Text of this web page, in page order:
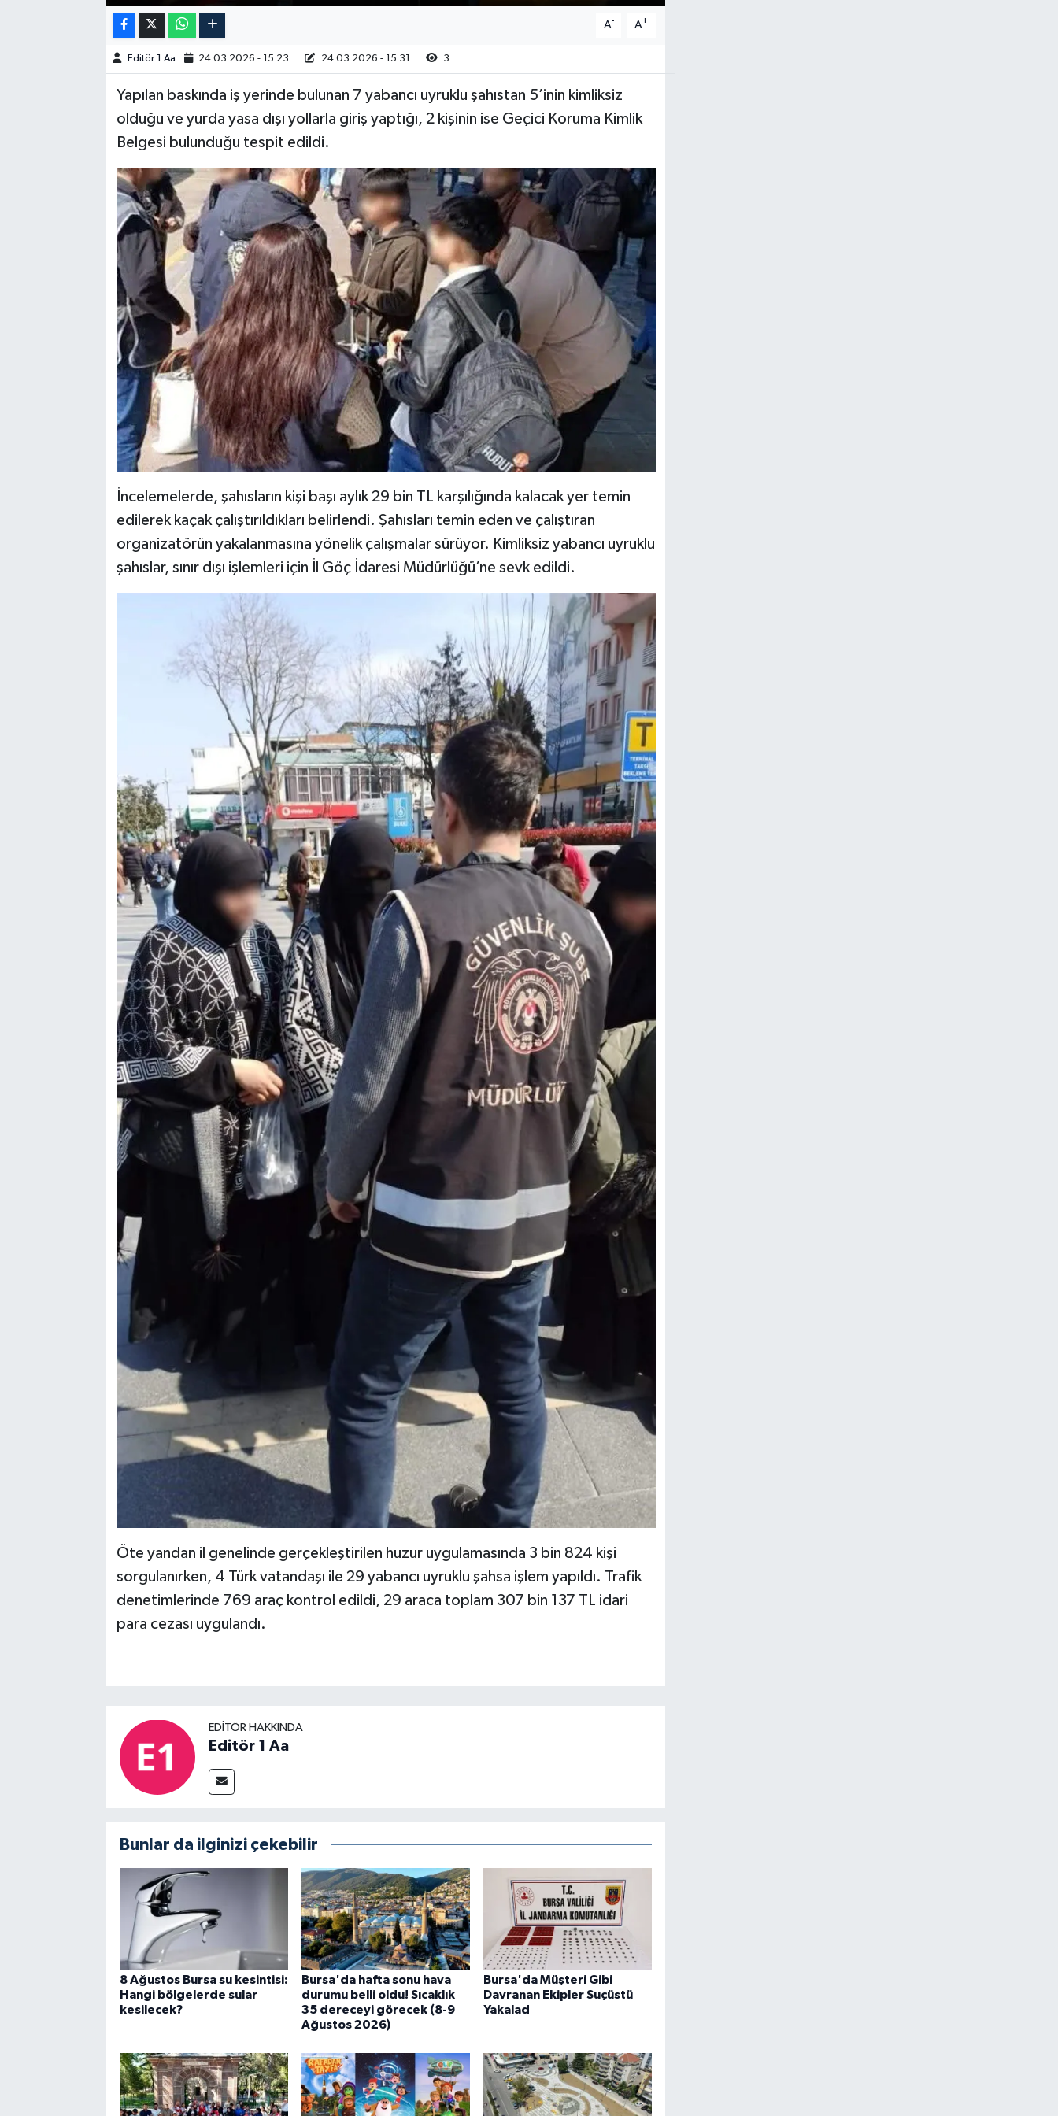
A- A+
Editör 1 Aa 24.03.2026 - 15:23 24.03.2026 - 15:31 3
Yapılan baskında iş yerinde bulunan 7 yabancı uyruklu şahıstan 5’inin kimliksiz
olduğu ve yurda yasa dışı yollarla giriş yaptığı, 2 kişinin ise Geçici Koruma Kimlik
Belgesi bulunduğu tespit edildi.
İncelemelerde, şahısların kişi başı aylık 29 bin TL karşılığında kalacak yer temin
edilerek kaçak çalıştırıldıkları belirlendi. Şahısları temin eden ve çalıştıran
organizatörün yakalanmasına yönelik çalışmalar sürüyor. Kimliksiz yabancı uyruklu
şahıslar, sınır dışı işlemleri için İl Göç İdaresi Müdürlüğü’ne sevk edildi.
Öte yandan il genelinde gerçekleştirilen huzur uygulamasında 3 bin 824 kişi
sorgulanırken, 4 Türk vatandaşı ile 29 yabancı uyruklu şahsa işlem yapıldı. Trafik
denetimlerinde 769 araç kontrol edildi, 29 araca toplam 307 bin 137 TL idari
para cezası uygulandı.
EDITÖR HAKKINDA
Editör 1 Aa
Bunlar da ilginizi çekebilir
8 Ağustos Bursa su kesintisi:
Hangi bölgelerde sular
kesilecek?
Bursa'da hafta sonu hava
durumu belli oldu! Sıcaklık
35 dereceyi görecek (8-9
Ağustos 2026)
Bursa'da Müşteri Gibi
Davranan Ekipler Suçüstü
Yakalad